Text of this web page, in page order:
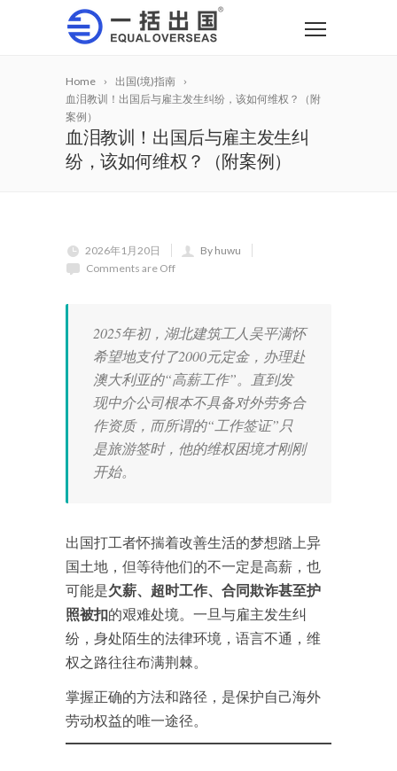
Home
出国(境)指南
血泪教训！出国后与雇主发生纠纷，该如何维权？（附
案例）
血泪教训！出国后与雇主发生纠
纷，该如何维权？（附案例）
2026年1月20日
By huwu
Comments are Off
2025年初，湖北建筑工人吴平满怀
希望地支付了2000元定金，办理赴
澳大利亚的“高薪工作”。直到发
现中介公司根本不具备对外劳务合
作资质，而所谓的“工作签证”只
是旅游签时，他的维权困境才刚刚
开始。
出国打工者怀揣着改善生活的梦想踏上异
国土地，但等待他们的不一定是高薪，也
可能是欠薪、超时工作、合同欺诈甚至护
照被扣的艰难处境。一旦与雇主发生纠
纷，身处陌生的法律环境，语言不通，维
权之路往往布满荆棘。
掌握正确的方法和路径，是保护自己海外
劳动权益的唯一途径。